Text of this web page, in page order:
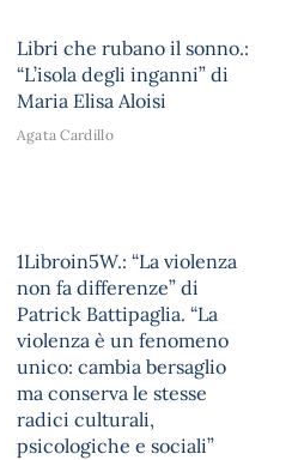
Libri che rubano il sonno.:
“L’isola degli inganni” di
Maria Elisa Aloisi
Agata Cardillo
1Libroin5W.: “La violenza
non fa differenze” di
Patrick Battipaglia. “La
violenza è un fenomeno
unico: cambia bersaglio
ma conserva le stesse
radici culturali,
psicologiche e sociali”